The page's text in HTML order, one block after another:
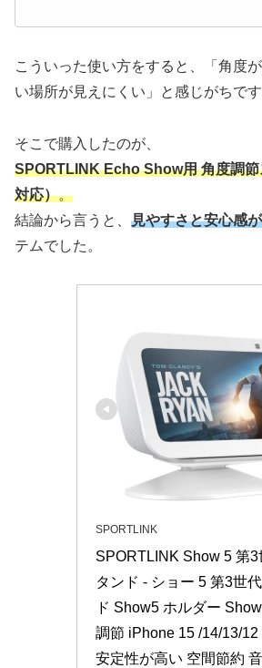
こういった使い方をすると、「角度
い場所が見えにくい」と感じがちです
そこで購入したのが、
SPORTLINK Echo Show用 角度調
対応）。
結論から言うと、 見やすさと安心感
テムでした。
SPORTLINK
SPORTLINK Show 5 第3
タンド - ショー 5 第3世
ド Show5 ホルダー
調節 iPhone 15 /14/13/12
安定性が高い 空間節約